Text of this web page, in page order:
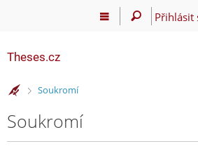
Přihlásit
Theses.cz
>
Soukromí
Soukromí